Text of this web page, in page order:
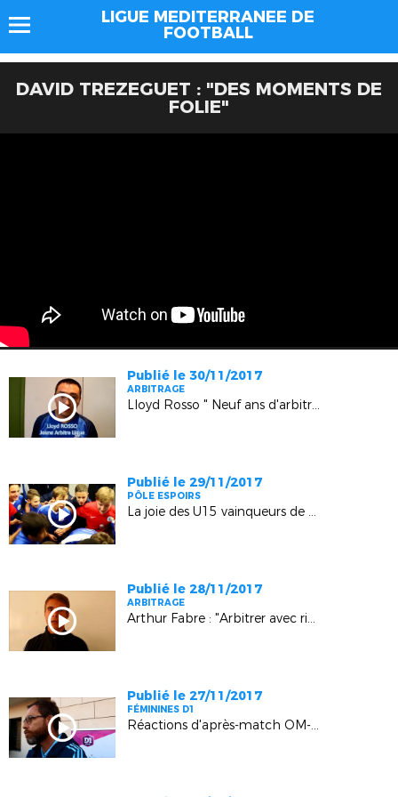
LIGUE MEDITERRANEE DE
FOOTBALL
DAVID TREZEGUET : "DES MOMENTS DE
FOLIE"
Publié le 30/11/2017
ARBITRAGE
Lloyd Rosso " Neuf ans d'arbitrage en Jeunes"
Publié le 29/11/2017
PÔLE ESPOIRS
La joie des U15 vainqueurs de Montpellier (2-0) à Rousset
Publié le 28/11/2017
ARBITRAGE
Arthur Fabre : "Arbitrer avec rigueur et envie"
Publié le 27/11/2017
FÉMININES D1
Réactions d'après-match OM-PSG